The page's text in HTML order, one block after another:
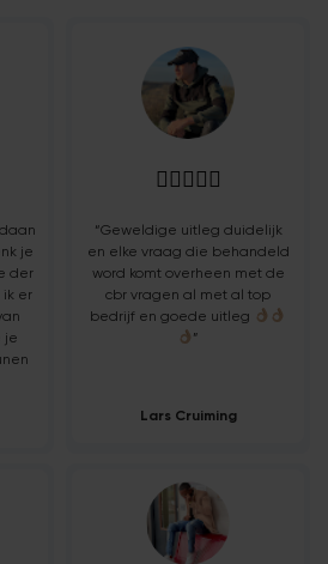
je
der
ik er
je

“Geweldige uitleg duidelijk
en elke vraag die behandeld
word komt overheen met de
cbr vragen al met al top
bedrijf en goede uitleg
”
Lars Cruiming